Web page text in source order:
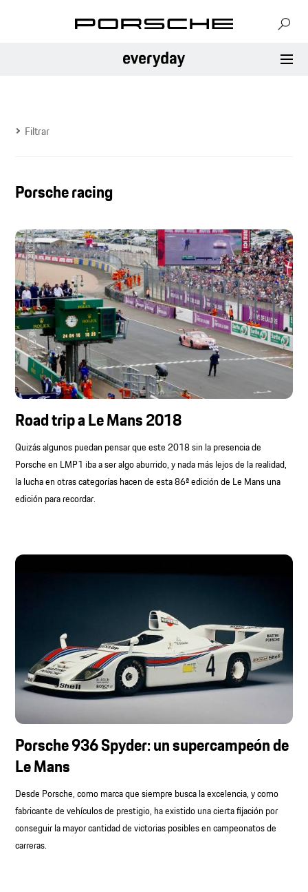
Filtrar
Porsche racing
Road trip a Le Mans 2018
Quizás algunos puedan pensar que este 2018 sin la presencia de
Porsche en LMP1 iba a ser algo aburrido, y nada más lejos de la realidad,
la lucha en otras categorías hacen de esta 86ª edición de Le Mans una
edición para recordar.
Porsche 936 Spyder: un supercampeón de
Le Mans
Desde Porsche, como marca que siempre busca la excelencia, y como
fabricante de vehículos de prestigio, ha existido una cierta fijación por
conseguir la mayor cantidad de victorias posibles en campeonatos de
carreras.